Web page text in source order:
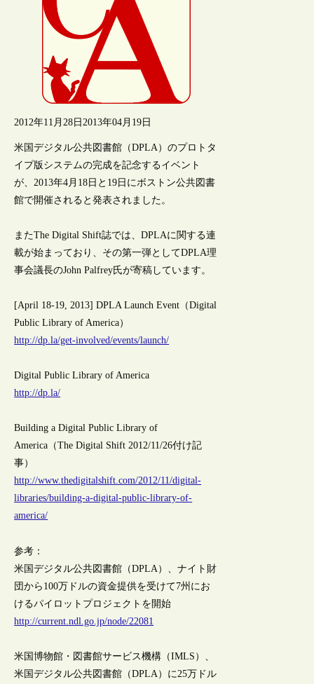
2012年11月28日 2013年04月19日
米国デジタル公共図書館（DPLA）のプロトタ
イプ版システムの完成を記念するイベント
が、2013年4月18日と19日にボストン公共図書
館で開催されると発表されました。
またThe Digital Shift誌では、DPLAに関する連
載が始まっており、その第一弾としてDPLA理
事会議長のJohn Palfrey氏が寄稿しています。
[April 18-19, 2013] DPLA Launch Event（Digital
Public Library of America）
http://dp.la/get-involved/events/launch/
Digital Public Library of America
http://dp.la/
Building a Digital Public Library of
America（The Digital Shift 2012/11/26付け記
事）
http://www.thedigitalshift.com/2012/11/digital-
libraries/building-a-digital-public-library-of-
america/
参考：
米国デジタル公共図書館（DPLA）、ナイト財
団から100万ドルの資金提供を受けて7州にお
けるパイロットプロジェクトを開始
http://current.ndl.go.jp/node/22081
米国博物館・図書館サービス機構（IMLS）、
米国デジタル公共図書館（DPLA）に25万ドル